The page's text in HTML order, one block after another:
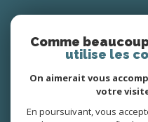
Comme
utilise les
On aimerait vous
votre
En poursuivant, vous